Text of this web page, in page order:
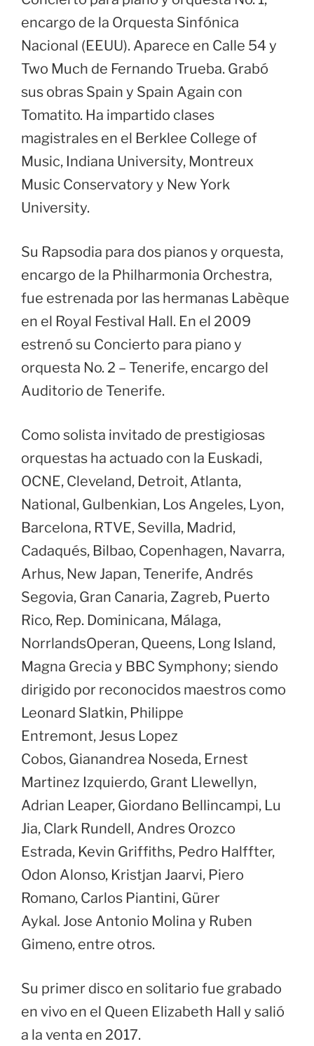
encargo de la Orquesta Sinfónica
Nacional (EEUU). Aparece en Calle 54 y
Two Much de Fernando Trueba. Grabó
sus obras Spain y Spain Again con
Tomatito. Ha impartido clases
magistrales en el Berklee College of
Music, Indiana University, Montreux
Music Conservatory y New York
University.
Su Rapsodia para dos pianos y orquesta,
encargo de la Philharmonia Orchestra,
fue estrenada por las hermanas Labèque
en el Royal Festival Hall. En el 2009
estrenó su Concierto para piano y
orquesta No. 2 – Tenerife, encargo del
Auditorio de Tenerife.
Como solista invitado de prestigiosas
orquestas ha actuado con la Euskadi,
OCNE, Cleveland, Detroit, Atlanta,
National, Gulbenkian, Los Angeles, Lyon,
Barcelona, RTVE, Sevilla, Madrid,
Cadaqués, Bilbao, Copenhagen, Navarra,
Arhus, New Japan, Tenerife, Andrés
Segovia, Gran Canaria, Zagreb, Puerto
Rico, Rep. Dominicana, Málaga,
NorrlandsOperan, Queens, Long Island,
Magna Grecia y BBC Symphony; siendo
dirigido por reconocidos maestros como
Leonard Slatkin, Philippe
Entremont, Jesus Lopez
Cobos, Gianandrea Noseda, Ernest
Martinez Izquierdo, Grant Llewellyn,
Adrian Leaper, Giordano Bellincampi, Lu
Jia, Clark Rundell, Andres Orozco
Estrada, Kevin Griffiths, Pedro Halffter,
Odon Alonso, Kristjan Jaarvi, Piero
Romano, Carlos Piantini, Gürer
Aykal. Jose Antonio Molina y Ruben
Gimeno, entre otros.
Su primer disco en solitario fue grabado
en vivo en el Queen Elizabeth Hall y salió
a la venta en 2017.